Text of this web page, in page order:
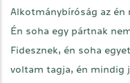
Alkotmánybíróság az én
Én soha egy pártnak
Fidesznek, én soha
voltam tagja, én mindig